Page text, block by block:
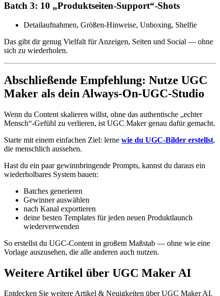
Batch 3: 10 „Produktseiten-Support“-Shots
Detailaufnahmen, Größen-Hinweise, Unboxing, Shelfie
Das gibt dir genug Vielfalt für Anzeigen, Seiten und Social — ohne
sich zu wiederholen.
Abschließende Empfehlung: Nutze UGC
Maker als dein Always-On-UGC-Studio
Wenn du Content skalieren willst, ohne das authentische „echter
Mensch“-Gefühl zu verlieren, ist UGC Maker genau dafür gemacht.
Starte mit einem einfachen Ziel: lerne wie du UGC-Bilder erstellst,
die menschlich aussehen.
Hast du ein paar gewinnbringende Prompts, kannst du daraus ein
wiederholbares System bauen:
Batches generieren
Gewinner auswählen
nach Kanal exportieren
deine besten Templates für jeden neuen Produktlaunch
wiederverwenden
So erstellst du UGC-Content in großem Maßstab — ohne wie eine
Vorlage auszusehen, die alle anderen auch nutzen.
Weitere Artikel über UGC Maker AI
Entdecken Sie weitere Artikel & Neuigkeiten über UGC Maker AI.